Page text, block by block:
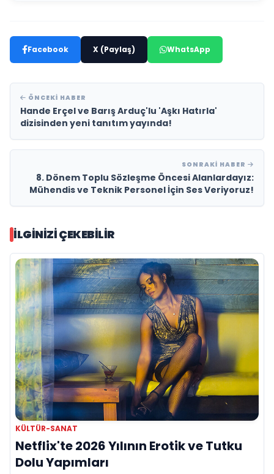
Facebook X (Paylaş) WhatsApp
ÖNCEKI HABER
Hande Erçel ve Barış Arduç'lu 'Aşkı Hatırla'
dizisinden yeni tanıtım yayında!
SONRAKI HABER
8. Dönem Toplu Sözleşme Öncesi Alanlardayız:
Mühendis ve Teknik Personel İçin Ses Veriyoruz!
İLGINIZI ÇEKEBILIR
KÜLTÜR-SANAT
Netflix'te 2026 Yılının Erotik ve Tutku
Dolu Yapımları